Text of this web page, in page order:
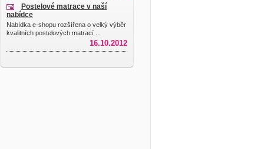
Postelové matrace v naší
nabídce
Nabídka e-shopu rozšířena o velký výběr
kvalitních postelových matrací ...
16.10.2012